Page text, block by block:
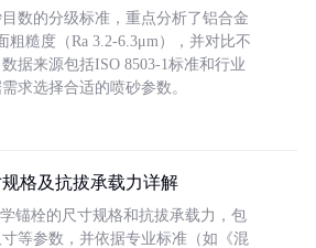
数的分级标准，重点分析了铝合金
粗糙度（Ra 3.2-6.3μm），并对比不
据来源包括ISO 8503-1标准和行业
求选择合适的喷砂参数。
格及抗拔承载力详解
锚栓的尺寸规格和抗拔承载力，包
等参数，并依据专业标准（如《混